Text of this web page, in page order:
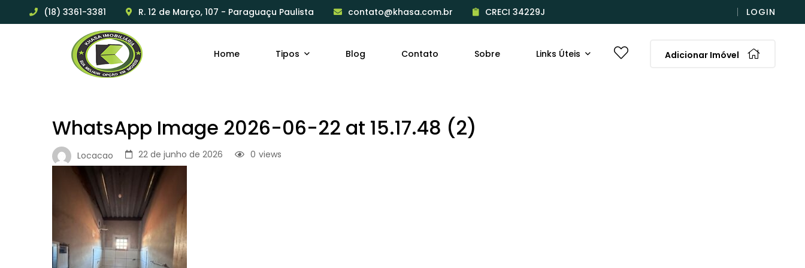
(18) 3361-3381 R. 12 de Março, 107 - Paraguaçu Paulista contato@khasa.com.br CRECI 34229J LOGIN
Home Tipos Blog Contato Sobre Links Úteis Adicionar Imóvel
WhatsApp Image 2026-06-22 at 15.17.48 (2)
Locacao 22 de junho de 2026 views
0